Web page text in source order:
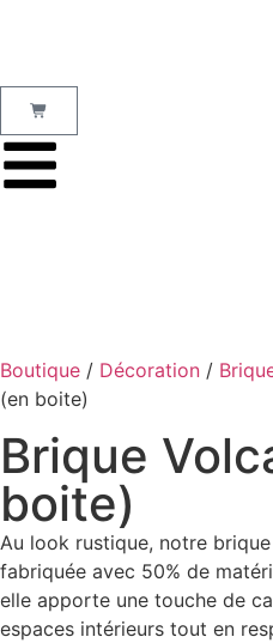
Boutique / Décoration /
(en boite)
Brique
boite)
Au look rustique, notre
fabriquée avec 50% de
elle apporte une touche de
espaces intérieurs tout en